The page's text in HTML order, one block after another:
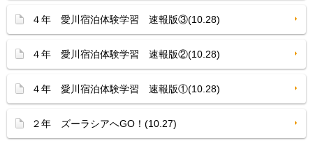
４年 愛川宿泊体験学習 速報版③(10.28)
４年 愛川宿泊体験学習 速報版②(10.28)
４年 愛川宿泊体験学習 速報版①(10.28)
２年 ズーラシアへGO！(10.27)